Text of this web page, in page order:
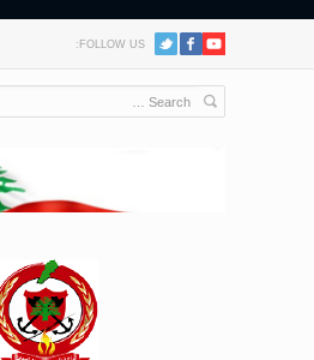
FOLLOW US: